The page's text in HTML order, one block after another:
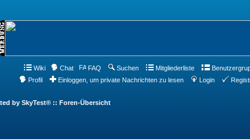
Wiki Chat FAQ Suchen Mitgliederliste
Profil
Einloggen, um private Nachrichten zu lesen Login
by SkyTest® :: Foren-Übersicht